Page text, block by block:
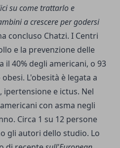
su come trattarlo e
a crescere per godersi
concluso Chatzi. I Centri
e la prevenzione delle
il 40% degli americani, o 93
L'obesità è legata a
e ictus. Nel
con asma negli
Circa 1 su 12 persone
gli autori dello studio. Lo